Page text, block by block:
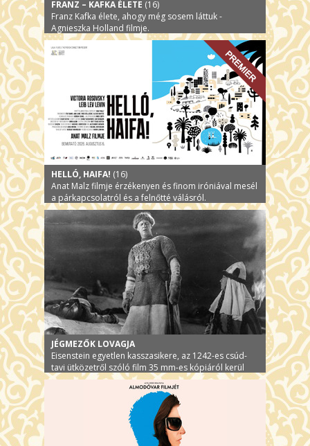
FRANZ – KAFKA ÉLETE (16)
Franz Kafka élete, ahogy még sosem láttuk -
Agnieszka Holland filmje.
HELLÓ, HAIFA! (16)
Anat Malz filmje érzékenyen és finom iróniával mesél
a párkapcsolatról és a felnőtté válásról.
JÉGMEZŐK LOVAGJA
Eisenstein egyetlen kasszasikere, az 1242-es csúd-
tavi ütközetről szóló film 35 mm-es kópiáról kerül
vetítésre.